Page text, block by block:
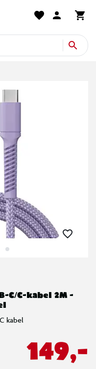
C/C-kabel 2M -
kabel
149,-